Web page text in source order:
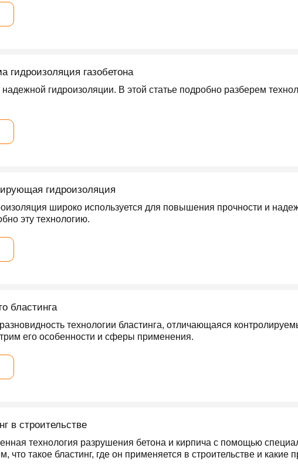
гидроизоляция газобетона
надежной гидроизоляции. В этой статье подробно разберем
гидроизоляция
широко используется для повышения прочности и
эту технологию.
бластинга
технологии бластинга, отличающаяся
его особенности и сферы применения.
в строительстве
технология разрушения бетона и кирпича с помощью
что такое бластинг, где он применяется в строительстве и какие